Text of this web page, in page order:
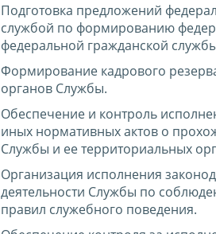
Подготовка предложений
службой по формированию
федеральной гражданской
Формирование кадрового
органов Службы.
Обеспечение и контроль
иных нормативных актов о
Службы и ее территориальных
Организация исполнения
деятельности Службы по
правил служебного поведения.